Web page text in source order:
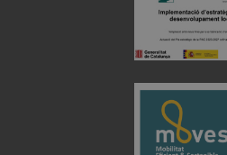
Cookies no
Cookies